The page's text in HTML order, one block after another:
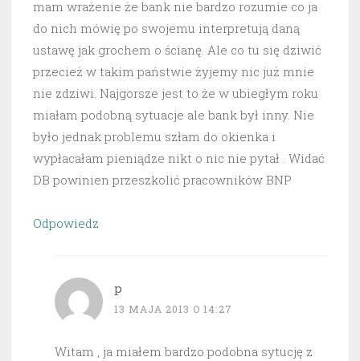
mam wrażenie że bank nie bardzo rozumie co ja
do nich mówię po swojemu interpretują daną
ustawę jak grochem o ścianę. Ale co tu się dziwić
przecież w takim państwie żyjemy nic już mnie
nie zdziwi. Najgorsze jest to że w ubiegłym roku
miałam podobną sytuacje ale bank był inny. Nie
było jednak problemu szłam do okienka i
wypłacałam pieniądze nikt o nic nie pytał . Widać
DB powinien przeszkolić pracowników BNP
Odpowiedz
p
13 MAJA 2013 O 14:27
Witam , ja miałem bardzo podobna sytucję z